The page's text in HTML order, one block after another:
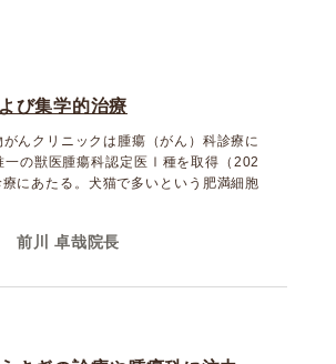
び集学的治療
んクリニックは腫瘍（がん）科診療に
一の獣医腫瘍科認定医Ⅰ種を取得（202
にあたる。犬猫で多いという肥満細胞
前川 卓哉院長